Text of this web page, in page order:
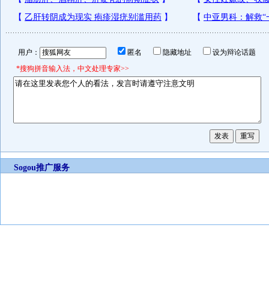
用户： 匿名 隐藏地址
设为辩论话题
*搜狗拼音输入法，中文处理专家>>
Sogou推广服务